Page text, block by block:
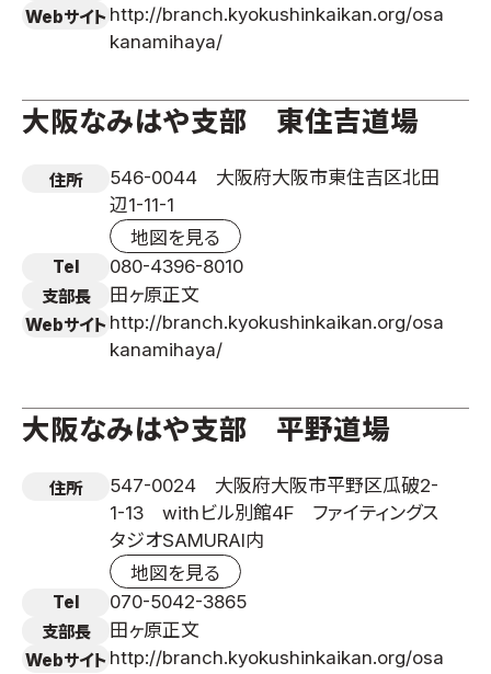
Webサイト http://branch.kyokushinkaikan.org/osa
kanamihaya/
大阪なみはや支部 東住吉道場
住所
546-0044 大阪府大阪市東住吉区北田
辺1-11-1
地図を見る
Tel 080-4396-8010
支部長 田ヶ原正文
Webサイト http://branch.kyokushinkaikan.org/osa
kanamihaya/
大阪なみはや支部 平野道場
住所
547-0024 大阪府大阪市平野区瓜破2-
1-13 withビル別館4F ファイティングス
タジオSAMURAI内
地図を見る
Tel 070-5042-3865
支部長 田ヶ原正文
Webサイト http://branch.kyokushinkaikan.org/osa